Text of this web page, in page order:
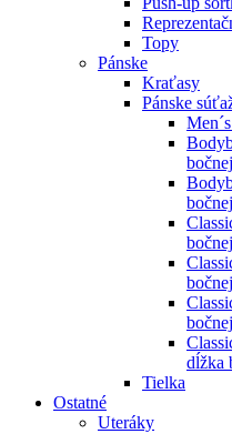
Topy
Pánske
Kraťasy
Pánske
dĺžka
Tielka
Ostatné
Uteráky